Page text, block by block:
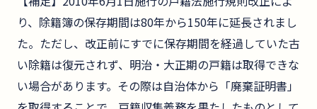
り、除籍簿の保存期間は80年から150年に延長されまし
た。ただし、改正前にすでに保存期間を経過していた古
い除籍は復元されず、明治・大正期の戸籍は取得できな
い場合があります。その際は自治体から「廃棄証明書」